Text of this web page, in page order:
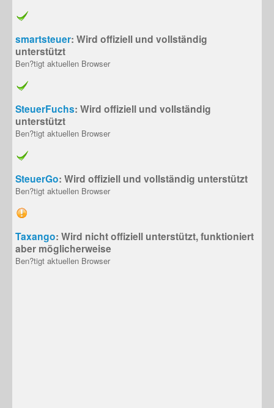
smartsteuer: Wird offiziell und vollständig
unterstützt
Ben?tigt aktuellen Browser
SteuerFuchs: Wird offiziell und vollständig
unterstützt
Ben?tigt aktuellen Browser
SteuerGo: Wird offiziell und vollständig unterstützt
Ben?tigt aktuellen Browser
Taxango: Wird nicht offiziell unterstützt, funktioniert
aber möglicherweise
Ben?tigt aktuellen Browser